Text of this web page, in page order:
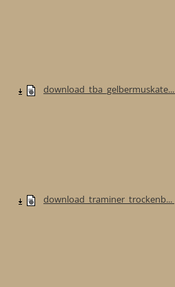
download_tba_gelbermuskate...
download_traminer_trockenb...